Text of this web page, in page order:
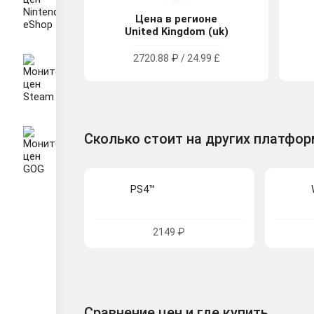
Цена в регионе
United Kingdom (uk)
2720.88 ₽ / 24.99 £
Сколько стоит на других
PS4™
2149 ₽